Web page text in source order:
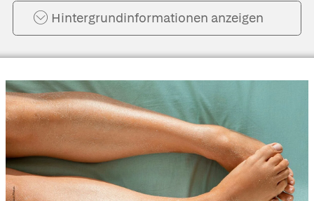
Hintergrund­informationen anzeigen